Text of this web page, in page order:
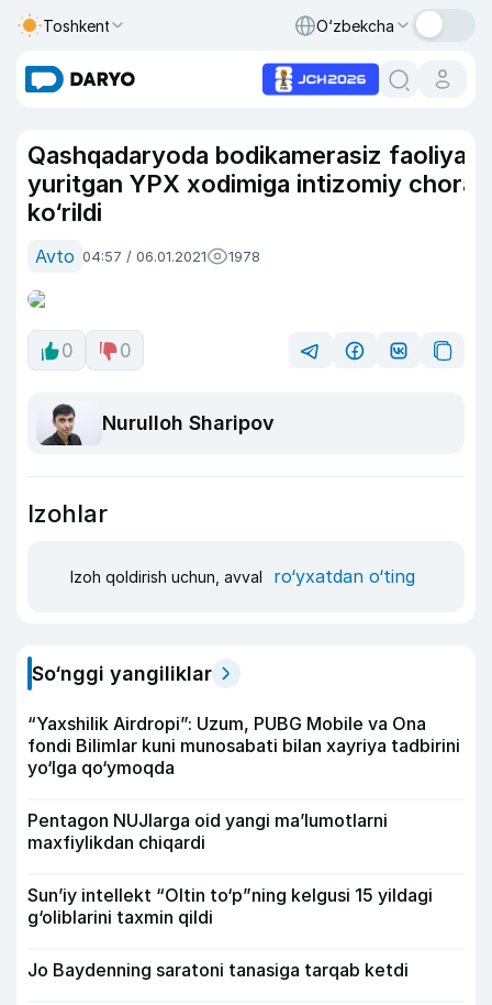
Toshkent O‘zbekcha
Qashqadaryoda bodikamerasiz faoliyat
yuritgan YPX xodimiga intizomiy chora
ko‘rildi
Avto 04:57 / 06.01.2021 1978
0 0
Nurulloh Sharipov
Izohlar
Izoh qoldirish uchun, avval ro‘yxatdan o‘ting
So‘nggi yangiliklar
“Yaxshilik Airdropi”: Uzum, PUBG Mobile va Ona
fondi Bilimlar kuni munosabati bilan xayriya tadbirini
yo‘lga qo‘ymoqda
Pentagon NUJlarga oid yangi maʼlumotlarni
maxfiylikdan chiqardi
Sun’iy intellekt “Oltin to‘p”ning kelgusi 15 yildagi
g‘oliblarini taxmin qildi
Jo Baydenning saratoni tanasiga tarqab ketdi